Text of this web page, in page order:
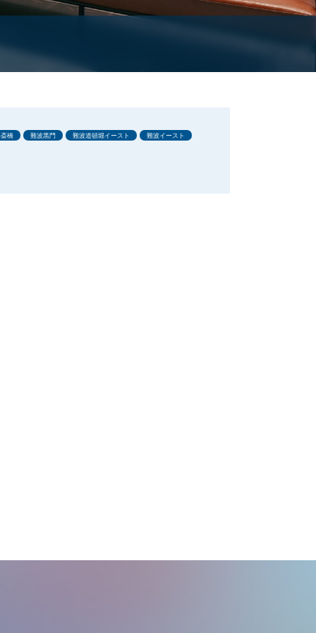
橋 難波黒門 難波道頓堀イースト 難波イースト